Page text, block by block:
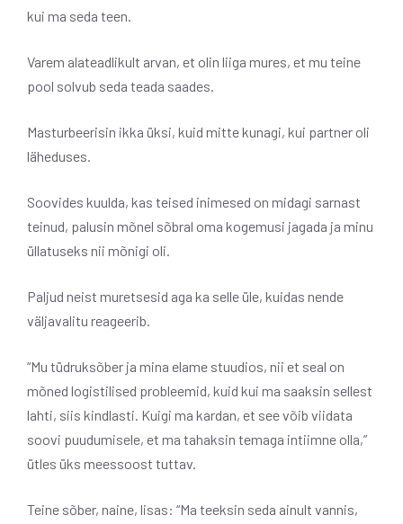
kui ma seda teen.
Varem alateadlikult arvan, et olin liiga mures, et mu teine ​​
pool solvub seda teada saades.
Masturbeerisin ikka üksi, kuid mitte kunagi, kui partner oli
läheduses.
Soovides kuulda, kas teised inimesed on midagi sarnast
teinud, palusin mõnel sõbral oma kogemusi jagada ja minu
üllatuseks nii mõnigi oli.
Paljud neist muretsesid aga ka selle üle, kuidas nende
väljavalitu reageerib.
“Mu tüdruksõber ja mina elame stuudios, nii et seal on
mõned logistilised probleemid, kuid kui ma saaksin sellest
lahti, siis kindlasti. Kuigi ma kardan, et see võib viidata
soovi puudumisele, et ma tahaksin temaga intiimne olla,”
ütles üks meessoost tuttav.
Teine sõber, naine, lisas: “Ma teeksin seda ainult vannis,